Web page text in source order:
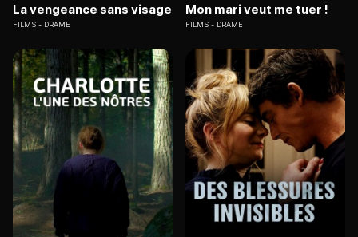
La vengeance sans visage
FILMS DRAME
Mon mari veut me tuer !
FILMS DRAME